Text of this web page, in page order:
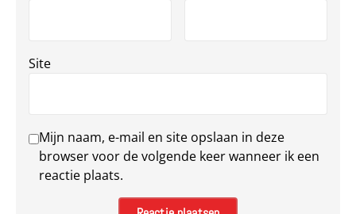
Site
Mijn naam, e-mail en site opslaan in deze
browser voor de volgende keer wanneer ik een
reactie plaats.